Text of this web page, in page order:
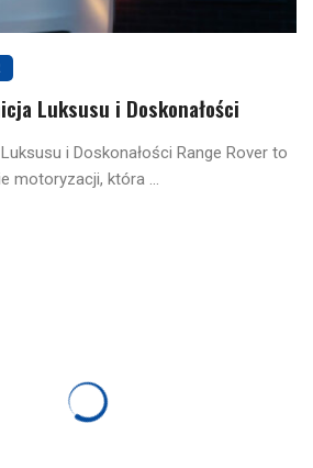
Luksusu i Doskonałości
i Doskonałości Range Rover to
motoryzacji, która ...